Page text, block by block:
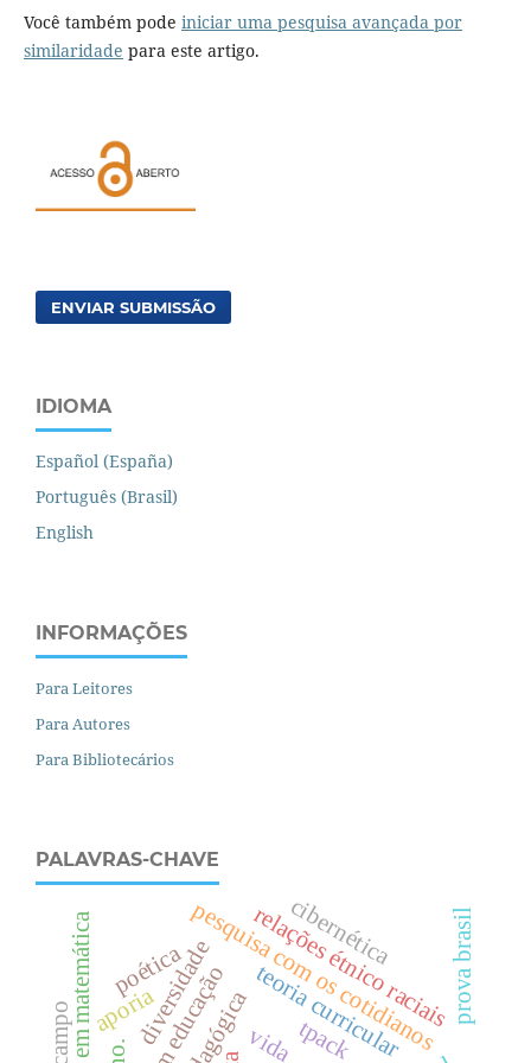
Você também pode iniciar uma pesquisa avançada por
similaridade para este artigo.
ENVIAR SUBMISSÃO
IDIOMA
Español (España)
Português (Brasil)
English
INFORMAÇÕES
Para Leitores
Para Autores
Para Bibliotecários
PALAVRAS-CHAVE
pesquisa com os cotidianos
diversidade tpack
poética teoria curricular
relações étnico raciais
vida
aporia
cibernética prova brasil